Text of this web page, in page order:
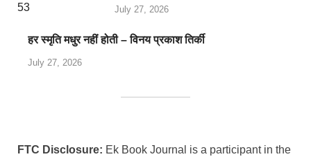
July 27, 2026
हर स्मृति मधुर नहीं होती – विनय प्रकाश तिर्की
July 27, 2026
FTC Disclosure: Ek Book Journal is a participant in the